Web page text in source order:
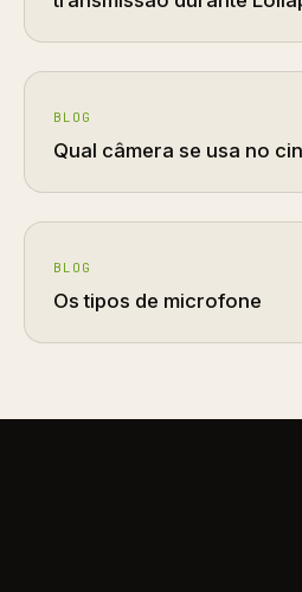
BLOG
Qual câmera se usa no
BLOG
Os tipos de microfone